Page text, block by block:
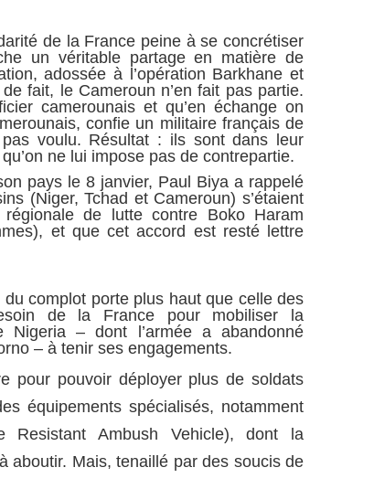
de la France peine à se concrétiser
un véritable partage en matière de
adossée à l’opération Barkhane et
fait, le Cameroun n’en fait pas partie.
camerounais et qu’en échange on
confie un militaire français de
voulu. Résultat : ils sont dans leur
ne lui impose pas de contrepartie.
pays le 8 janvier, Paul Biya a rappelé
(Niger, Tchad et Cameroun) s’étaient
de lutte contre Boko Haram
et que cet accord est resté lettre
complot porte plus haut que celle des
de la France pour mobiliser la
Nigeria – dont l’armée a abandonné
– à tenir ses engagements.
pour pouvoir déployer plus de soldats
équipements spécialisés, notamment
Ambush Vehicle), dont la
aboutir. Mais, tenaillé par des soucis de